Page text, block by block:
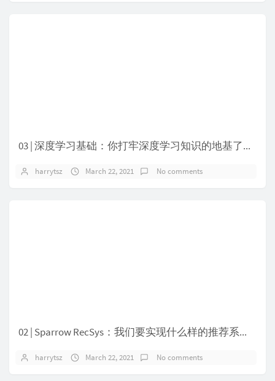
03 | 深度学习基础：你打牢深度学习知识的地基了吗？
harrytsz March 22, 2021 No comments
02 | Sparrow RecSys：我们要实现什么样的推荐系统？
harrytsz March 22, 2021 No comments